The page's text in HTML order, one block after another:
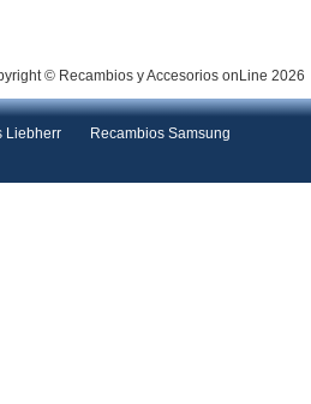
© Recambios y Accesorios onLine 2026
Liebherr
Recambios Samsung